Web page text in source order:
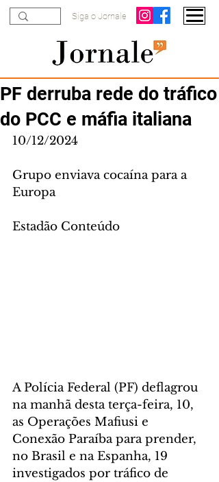
Siga o Jornale
PF derruba rede do tráfico
do PCC e máfia italiana
10/12/2024
Grupo enviava cocaína para a
Europa
Estadão Conteúdo
A Polícia Federal (PF) deflagrou
na manhã desta terça-feira, 10,
as Operações Mafiusi e
Conexão Paraíba para prender,
no Brasil e na Espanha, 19
investigados por tráfico de